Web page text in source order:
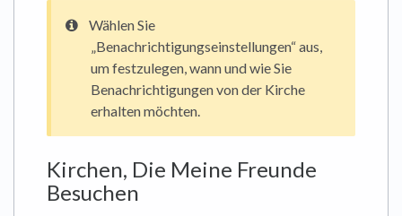
Wählen Sie
„Benachrichtigungseinstellungen“ aus,
um festzulegen, wann und wie Sie
Benachrichtigungen von der Kirche
erhalten möchten.
Kirchen, Die Meine Freunde
Besuchen